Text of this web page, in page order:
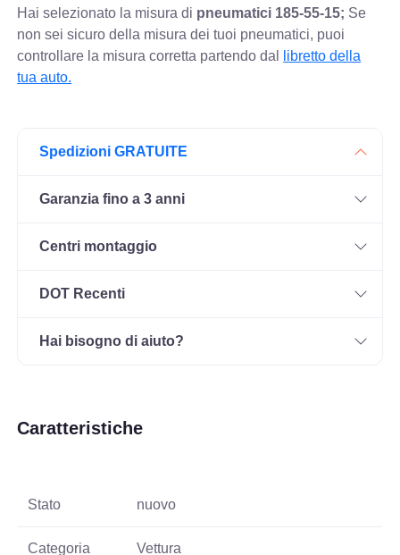
Hai selezionato la misura di pneumatici 185-55-15; Se
non sei sicuro della misura dei tuoi pneumatici, puoi
controllare la misura corretta partendo dal
libretto della
tua auto.
Spedizioni GRATUITE
Garanzia fino a 3 anni
Centri montaggio
DOT Recenti
Hai bisogno di aiuto?
Caratteristiche
Stato nuovo
Categoria Vettura